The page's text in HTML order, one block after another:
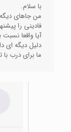
با سلام.
من جاهای
فادینی را
آیا واقعا نسبت
دلیل دیگه ای
ما برای درب با تردد روزانه